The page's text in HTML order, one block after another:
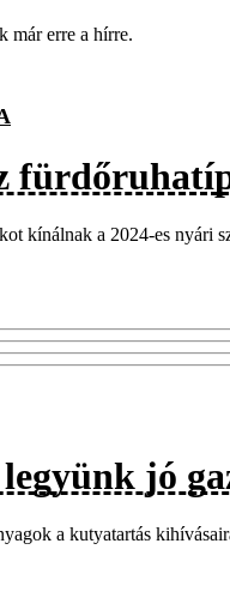
már erre a hírre.
kínálnak a 2024-es nyári
jó
a kutyatartás